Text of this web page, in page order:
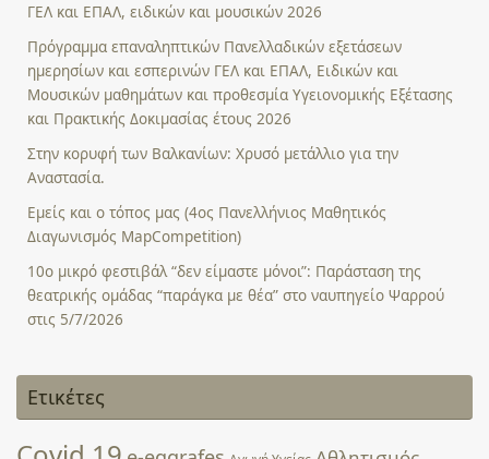
ΓΕΛ και ΕΠΑΛ, ειδικών και μουσικών 2026
Πρόγραμμα επαναληπτικών Πανελλαδικών εξετάσεων
ημερησίων και εσπερινών ΓΕΛ και ΕΠΑΛ, Ειδικών και
Μουσικών μαθημάτων και προθεσμία Υγειονομικής Εξέτασης
και Πρακτικής Δοκιμασίας έτους 2026
Στην κορυφή των Βαλκανίων: Χρυσό μετάλλιο για την
Αναστασία.
Εμείς και ο τόπος μας (4ος Πανελλήνιος Μαθητικός
Διαγωνισμός MapCompetition)
10ο μικρό φεστιβάλ “δεν είμαστε μόνοι”: Παράσταση της
θεατρικής ομάδας “παράγκα με θέα” στο ναυπηγείο Ψαρρού
στις 5/7/2026
Ετικέτες